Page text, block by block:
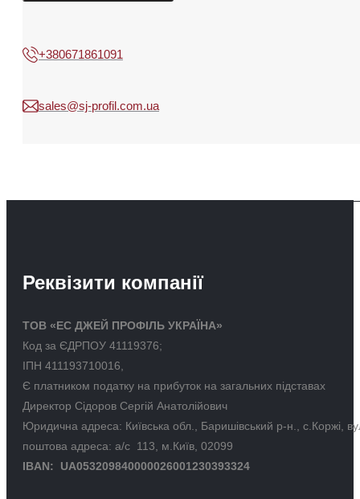
+380671861091
sales@sj-profil.com.ua
Реквізити компанії
ТОВ «ЕС ДЖЕЙ ПРОФІЛЬ УКРАЇНА»
Код за ЄДРПОУ 41119376;
ІПН 411193710016,
Є платником податку на прибуток на загальних підставах
Директор Сідоров Сергій Анатолійович
Юридична адреса: Київська обл., Баришівський р-н., с.Коржі,
поштова адреса: а/с 113, м.Київ, 02099
IBAN: UA053209840000026001230393324